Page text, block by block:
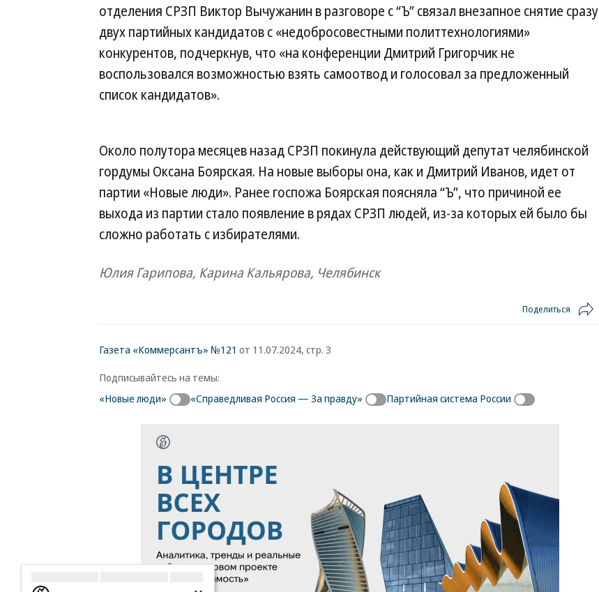
отделения СРЗП Виктор Вычужанин в разговоре с “Ъ” связал внезапное снятие сразу
двух партийных кандидатов с «недобросовестными политтехнологиями»
конкурентов, подчеркнув, что «на конференции Дмитрий Григорчик не
воспользовался возможностью взять самоотвод и голосовал за предложенный
список кандидатов».
Около полутора месяцев назад СРЗП покинула действующий депутат челябинской
гордумы Оксана Боярская. На новые выборы она, как и Дмитрий Иванов, идет от
партии «Новые люди». Ранее госпожа Боярская поясняла “Ъ”, что причиной ее
выхода из партии стало появление в рядах СРЗП людей, из-за которых ей было бы
сложно работать с избирателями.
Юлия Гарипова, Карина Кальярова, Челябинск
Поделиться
Газета «Коммерсантъ» №121 от 11.07.2024, стр. 3
Подписывайтесь на темы:
«Новые люди»
«Справедливая Россия — За правду» Партийная система России